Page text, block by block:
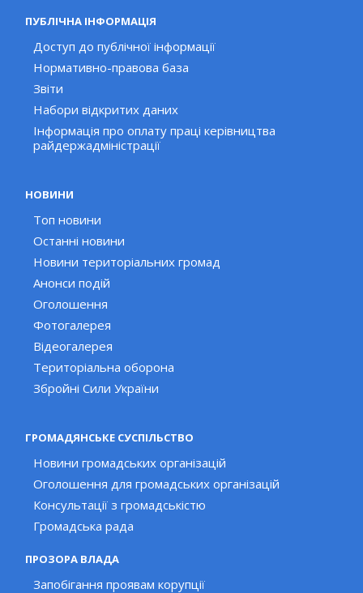
ПУБЛІЧНА ІНФОРМАЦІЯ
Доступ до публічної інформації
Нормативно-правова база
Звіти
Набори відкритих даних
Інформація про оплату праці керівництва
райдержадміністрації
НОВИНИ
Топ новини
Останні новини
Новини територіальних громад
Анонси подій
Оголошення
Фотогалерея
Відеогалерея
Територіальна оборона
Збройні Сили України
ГРОМАДЯНСЬКЕ СУСПІЛЬСТВО
Новини громадських організацій
Оголошення для громадських організацій
Консультації з громадськістю
Громадська рада
ПРОЗОРА ВЛАДА
Запобігання проявам корупції